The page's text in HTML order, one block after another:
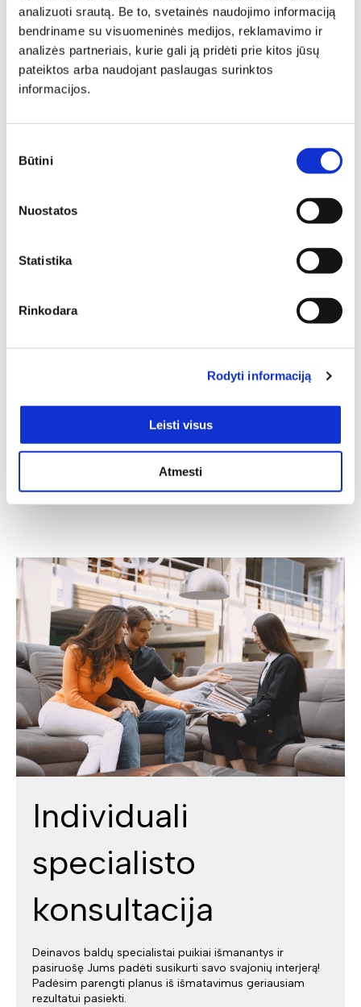
analizuoti srautą. Be to, svetainės naudojimo informaciją
bendriname su visuomeninės medijos, reklamavimo ir
analizės partneriais, kurie gali ją pridėti prie kitos jūsų
pateiktos arba naudojant paslaugas surinktos
informacijos.
pasirinkimas
Būtini
Nuostatos
Statistika
Rinkodara
Rodyti informaciją
Leisti visus
Atmesti
N
Ilgis: 165 cm, Gylis: 40 cm,
N
Komoda GLAMOUR 02
Ilgis: 160 cm, Gylis: 41 cm,
Ilgis: 155 cm, Gylis: 42 cm,
238,00
Komoda LUCAS 48
Ilgis: 180 cm, Gylis: 42 cm,
Aukštis: 88 cm
Individuali
specialisto
konsultacija
Deinavos baldų specialistai puikiai išmanantys ir
pasiruošę Jums padėti susikurti savo svajonių interjerą!
Padėsim parengti planus iš išmatavimus geriausiam
rezultatui pasiekti.